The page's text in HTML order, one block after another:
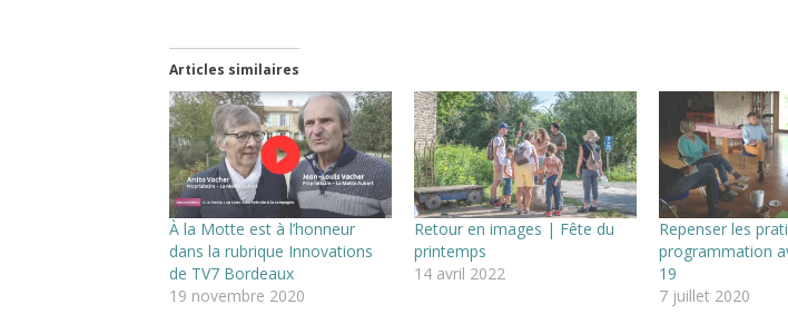
Articles similaires
À la Motte est à l’honneur
dans la rubrique Innovations
de TV7 Bordeaux
19 novembre 2020
Retour en images | Fête du
printemps
14 avril 2022
Repenser les
programmation
19
7 juillet 2020